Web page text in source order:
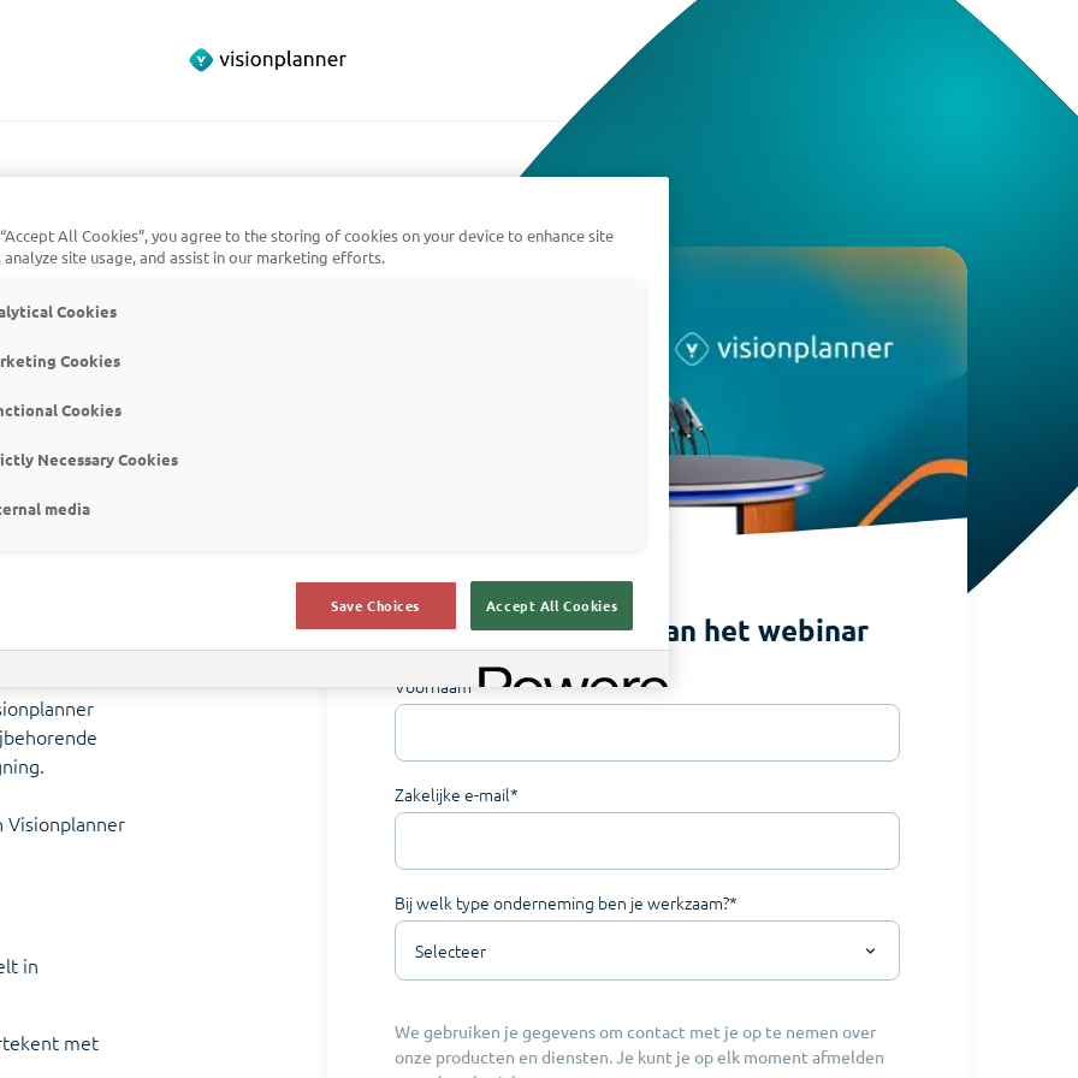
met
in
klant laten
Visionplanner
in
met
Bekijk de opname van het webinar
Voornaam *
Zakelijke e-mail*
Bij welk type onderneming ben je werkzaam?*
We gebruiken je gegevens om contact met je op te nemen over
onze producten en diensten. Je kunt je op elk moment afmelden
All Cookies”, you agree to the storing of cookies on your device to enhance site
site usage, and assist in our marketing efforts.
Cookies
Cookies
Cookies
Necessary Cookies
media
Save Choices Accept All Cookies